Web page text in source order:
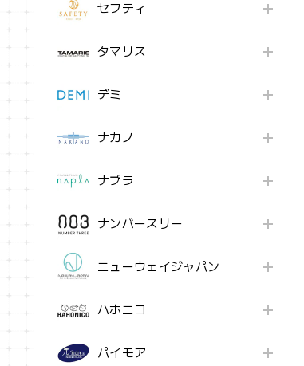
セフティ
タマリス
デミ
ナカノ
ナプラ
ナンバースリー
ニューウェイジャパン
ハホニコ
パイモア